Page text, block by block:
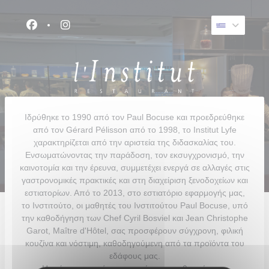
Facebook ((ανοίγει σε νέο παράθυρο))
Instagram ((ανοίγει σε νέο παράθυρο))
Ιδρύθηκε το 1990 από τον Paul Bocuse και προεδρεύθηκε
από τον Gérard Pélisson από το 1998, το Institut Lyfe
χαρακτηρίζεται από την αριστεία της διδασκαλίας του.
Ενσωματώνοντας την παράδοση, τον εκσυγχρονισμό, την
καινοτομία και την έρευνα, συμμετέχει ενεργά σε αλλαγές στις
γαστρονομικές πρακτικές και στη διαχείριση ξενοδοχείων και
εστιατορίων. Από το 2013, στο εστιατόριο εφαρμογής μας,
το Ινστιτούτο, οι μαθητές του Ινστιτούτου Paul Bocuse, υπό
την καθοδήγηση των Chef Cyril Bosviel και Jean Christophe
Garot, Maître d'Hôtel, σας προσφέρουν σύγχρονη, φιλική
κουζίνα και νόστιμη, καθοδηγούμενη από τα προϊόντα του
εδάφους μας.